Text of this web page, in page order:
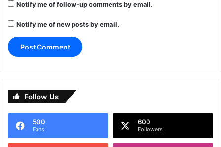
Notify me of follow-up comments by email.
Notify me of new posts by email.
Follow Us
500
Fans
600
Followers